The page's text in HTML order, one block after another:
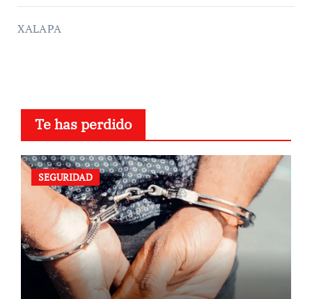
XALAPA
Te has perdido
SEGURIDAD